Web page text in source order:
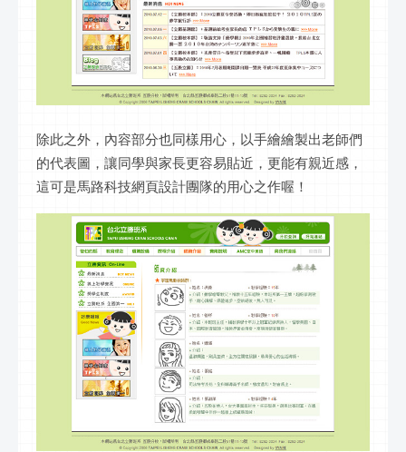
除此之外，內容部分也同樣用心，以手繪繪製出老師們
的代表圖，讓同學與家長更容易貼近，更能有親近感，
這可是馬路科技網頁設計團隊的用心之作喔！